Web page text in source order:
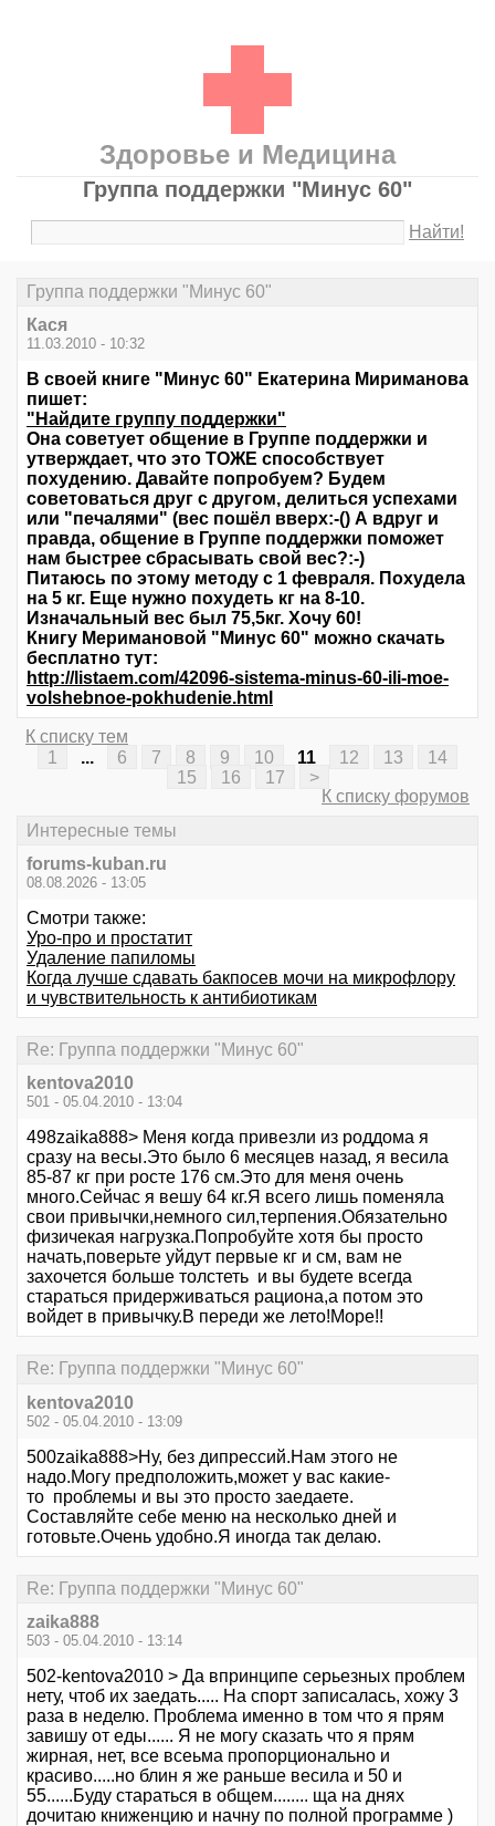
Здоровье и Медицина
Группа поддержки "Минус 60"
Найти!
Группа поддержки "Минус 60"
Кася
11.03.2010 - 10:32
В своей книге "Минус 60" Екатерина Мириманова
пишет:
"Найдите группу поддержки"
Она советует общение в Группе поддержки и
утверждает, что это ТОЖЕ способствует
похудению. Давайте попробуем? Будем
советоваться друг с другом, делиться успехами
или "печалями" (вес пошёл вверх:-() А вдруг и
правда, общение в Группе поддержки поможет
нам быстрее сбрасывать свой вес?:-)
Питаюсь по этому методу с 1 февраля. Похудела
на 5 кг. Еще нужно похудеть кг на 8-10.
Изначальный вес был 75,5кг. Хочу 60!
Книгу Меримановой "Минус 60" можно скачать
бесплатно тут:
http://listaem.com/42096-sistema-minus-60-ili-moe-
volshebnoe-pokhudenie.html
К списку тем
1
6 7 8 9 10 11 12 13
14
15
16 17
>
К списку форумов
Интересные темы
forums-kuban.ru
08.08.2026 - 13:05
Смотри также:
Уро-про и простатит
Удаление папиломы
Когда лучше сдавать бакпосев мочи на микрофлору
и чувствительность к антибиотикам
Re: Группа поддержки "Минус 60"
kentova2010
501 - 05.04.2010 - 13:04
498zaika888> Меня когда привезли из роддома я
сразу на весы.Это было 6 месяцев назад, я весила
85-87 кг при росте 176 см.Это для меня очень
много.Сейчас я вешу 64 кг.Я всего лишь поменяла
свои привычки,немного сил,терпения.Обязательно
физичекая нагрузка.Попробуйте хотя бы просто
начать,поверьте уйдут первые кг и см, вам не
захочется больше толстеть и вы будете всегда
стараться придерживаться рациона,а потом это
войдет в привычку.В переди же лето!Море!!
Re: Группа поддержки "Минус 60"
kentova2010
502 - 05.04.2010 - 13:09
500zaika888>Ну, без дипрессий.Нам этого не
надо.Могу предположить,может у вас какие-
то проблемы и вы это просто заедаете.
Составляйте себе меню на несколько дней и
готовьте.Очень удобно.Я иногда так делаю.
Re: Группа поддержки "Минус 60"
zaika888
503 - 05.04.2010 - 13:14
502-kentova2010 > Да впринципе серьезных проблем
нету, чтоб их заедать..... На спорт записалась, хожу 3
раза в неделю. Проблема именно в том что я прям
завишу от еды...... Я не могу сказать что я прям
жирная, нет, все всеьма пропорционально и
красиво.....но блин я же раньше весила и 50 и
55......Буду стараться в общем........ ща на днях
дочитаю книженцию и начну по полной программе )